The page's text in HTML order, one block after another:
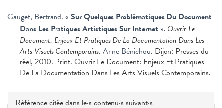
Gauget, Bertrand. « Sur Quelques Problématiques Du Document
Dans Les Pratiques Artistiques Sur Internet ». Ouvrir Le
Document: Enjeux Et Pratiques De La Documentation Dans Les
Arts Visuels Contemporains. Anne Bénichou. Dijon: Presses du
réel, 2010. Print. Ouvrir Le Document: Enjeux Et Pratiques
De La Documentation Dans Les Arts Visuels Contemporains.
Masquer
Référence citée dans le·s contenu·s suivant·s